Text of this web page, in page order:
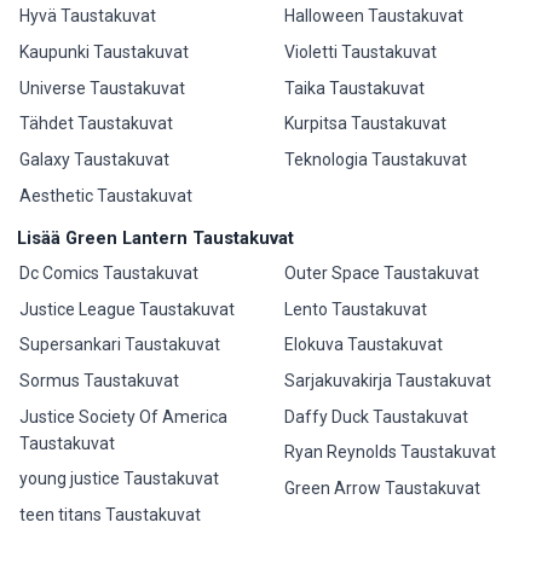
Hyvä Taustakuvat
Kaupunki Taustakuvat
Universe Taustakuvat
Tähdet Taustakuvat
Galaxy Taustakuvat
Aesthetic Taustakuvat
Halloween Taustakuvat
Violetti Taustakuvat
Taika Taustakuvat
Kurpitsa Taustakuvat
Teknologia Taustakuvat
Lisää Green Lantern Taustakuvat
Dc Comics Taustakuvat
Justice League Taustakuvat
Supersankari Taustakuvat
Sormus Taustakuvat
Justice Society Of America
Taustakuvat
young justice Taustakuvat
teen titans Taustakuvat
Outer Space Taustakuvat
Lento Taustakuvat
Elokuva Taustakuvat
Sarjakuvakirja Taustakuvat
Daffy Duck Taustakuvat
Ryan Reynolds Taustakuvat
Green Arrow Taustakuvat